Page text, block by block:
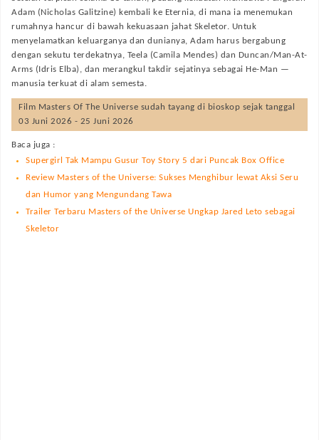
Adam (Nicholas Galitzine) kembali ke Eternia, di mana ia menemukan
rumahnya hancur di bawah kekuasaan jahat Skeletor. Untuk
menyelamatkan keluarganya dan dunianya, Adam harus bergabung
dengan sekutu terdekatnya, Teela (Camila Mendes) dan Duncan/Man-At-
Arms (Idris Elba), dan merangkul takdir sejatinya sebagai He-Man —
manusia terkuat di alam semesta.
Film Masters Of The Universe sudah tayang di bioskop sejak tanggal
03 Juni 2026 - 25 Juni 2026
Baca juga :
Supergirl Tak Mampu Gusur Toy Story 5 dari Puncak Box Office
Review Masters of the Universe: Sukses Menghibur lewat Aksi Seru
dan Humor yang Mengundang Tawa
Trailer Terbaru Masters of the Universe Ungkap Jared Leto sebagai
Skeletor